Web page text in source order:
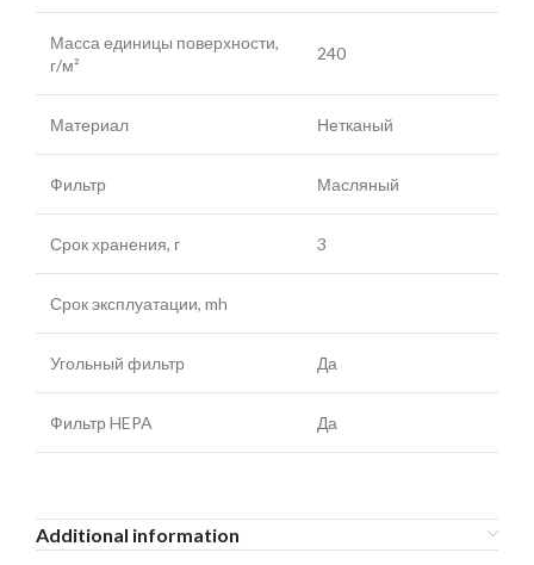
Масса единицы поверхности,
г/м²
240
Материал Нетканый
Фильтр Масляный
Срок хранения, г 3
Срок эксплуатации, mh
Угольный фильтр Да
Фильтр HEPA Да
Additional information